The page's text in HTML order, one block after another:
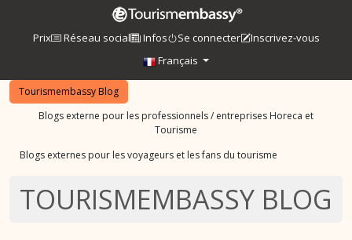
Prix Réseau social Infos Se connecter
Inscrivez-vous
Français
Tourismembassy Blog
Blogs externe pour les professionnels / entreprises Horeca et
Tourisme
Blogs externes pour les voyageurs et les fans du tourisme
TOURISMEMBASSY BLOG